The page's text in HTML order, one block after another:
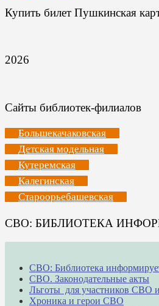
Купить билет Пушкинская
2026
Сайты библиотек-филиалов
Большекачаковская
Детская модельная
Кутеремская
Калегинская
Староорьебашевская
СВО: БИБЛИОТЕКА
СВО: Библиотека
СВО. Законодательные акты
Льготы для участников СВО
Хроника и герои СВО